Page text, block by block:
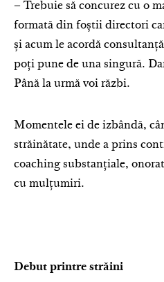
– Trebuie să concurez cu o
formată din foștii directori
și acum le acordă
poți pune de una singură.
Până la urmă voi răzbi.
Momentele ei de izbândă,
străinătate, unde a prins
coaching substanțiale,
cu mulțumiri.
Debut printre străini